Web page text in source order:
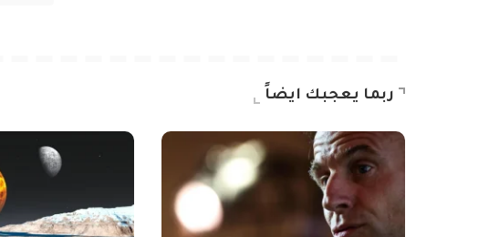
ربما يعجبك ايضاً